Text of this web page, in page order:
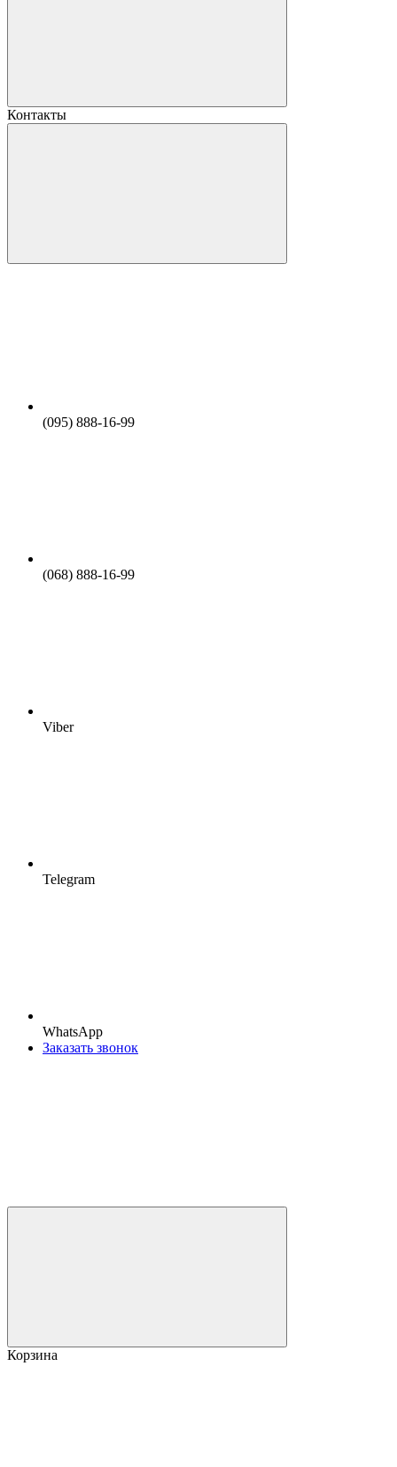
Контакты
(095) 888-16-99
(068) 888-16-99
Viber
Telegram
WhatsApp
Заказать звонок
Корзина